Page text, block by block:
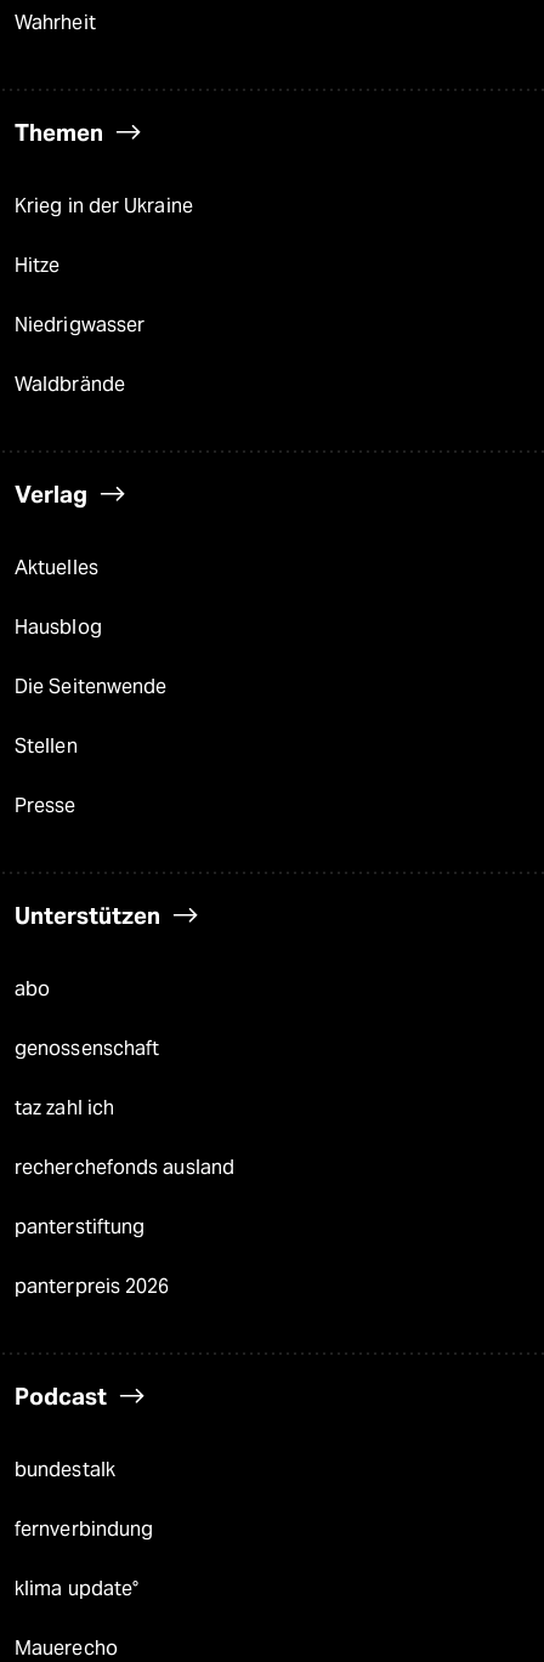
Wahrheit
Themen
Krieg in der Ukraine
Hitze
Niedrigwasser
Waldbrände
Verlag
Aktuelles
Hausblog
Die Seitenwende
Stellen
Presse
Unterstützen
abo
genossenschaft
taz zahl ich
recherchefonds ausland
panterstiftung
panterpreis 2026
Podcast
bundestalk
fernverbindung
klima update°
Mauerecho